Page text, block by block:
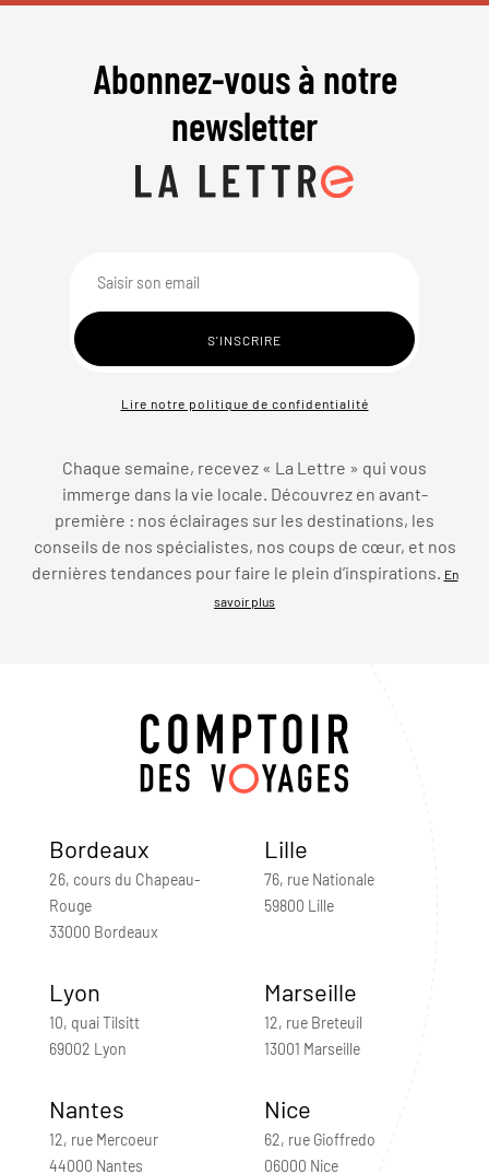
Abonnez-vous à notre
newsletter
Lire notre politique de confidentialité
Chaque semaine, recevez « La Lettre » qui vous
immerge dans la vie locale. Découvrez en avant-
première : nos éclairages sur les destinations, les
conseils de nos spécialistes, nos coups de cœur, et nos
dernières tendances pour faire le plein d’inspirations.
En
savoir plus
Bordeaux
26, cours du Chapeau-
Rouge
33000 Bordeaux
Lille
76, rue Nationale
59800 Lille
Lyon
10, quai Tilsitt
69002 Lyon
Marseille
12, rue Breteuil
13001 Marseille
Nantes
12, rue Mercoeur
44000 Nantes
Nice
62, rue Gioffredo
06000 Nice